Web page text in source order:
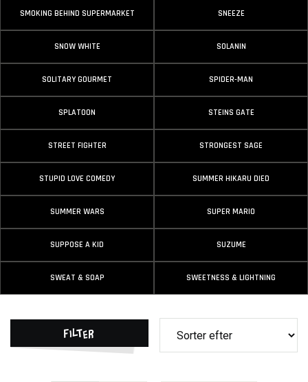
SMOKING BEHIND SUPERMARKET SNEEZE
SNOW WHITE SOLANIN
SOLITARY GOURMET SPIDER-MAN
SPLATOON STEINS GATE
STREET FIGHTER STRONGEST SAGE
STUPID LOVE COMEDY SUMMER HIKARU DIED
SUMMER WARS SUPER MARIO
SUPPOSE A KID SUZUME
SWEAT & SOAP SWEETNESS & LIGHTNING
Filter